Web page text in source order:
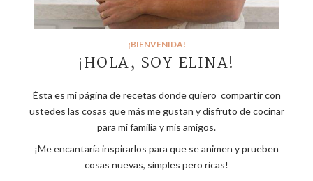
¡BIENVENIDA!
¡HOLA, SOY ELINA!
Ésta es mi página de recetas donde quiero compartir con
ustedes las cosas que más me gustan y disfruto de cocinar
para mi familia y mis amigos.
¡Me encantaría inspirarlos para que se animen y prueben
cosas nuevas, simples pero ricas!